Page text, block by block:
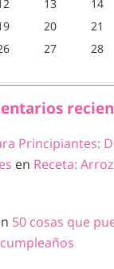
13 14
20 21
27 28
Principiantes:
en Receta:
50 cosas que